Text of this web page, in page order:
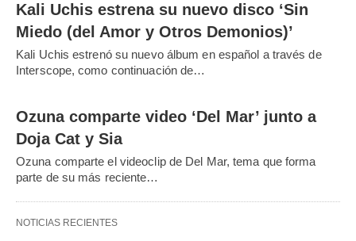
Kali Uchis estrena su nuevo disco ‘Sin
Miedo (del Amor y Otros Demonios)’
Kali Uchis estrenó su nuevo álbum en español a través de
Interscope, como continuación de…
Ozuna comparte video ‘Del Mar’ junto a
Doja Cat y Sia
Ozuna comparte el videoclip de Del Mar, tema que forma
parte de su más reciente…
NOTICIAS RECIENTES